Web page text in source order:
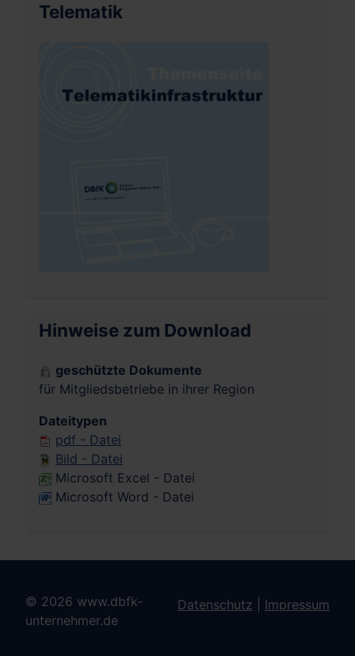
Telematik
Hinweise zum Download
geschützte Dokumente
für Mitgliedsbetriebe in ihrer Region
Dateitypen
pdf - Datei
Bild - Datei
Microsoft Excel - Datei
Microsoft Word - Datei
© 2026 www.dbfk-
unternehmer.de
Datenschutz Impressum